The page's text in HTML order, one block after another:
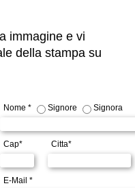
immagine e vi
della stampa su
Nome * Signore Signora
Cap* Citta*
E-Mail *